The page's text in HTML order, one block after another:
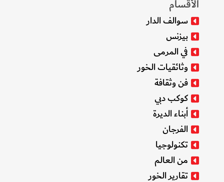
الأقسام
سوالف الدار
بيزنس
في المرمى
وثائقيات الخور
فن وثقافة
كوكب دبي
أبناء الديرة
الفرجان
تكنولوجيا
من العالم
تقارير الخور